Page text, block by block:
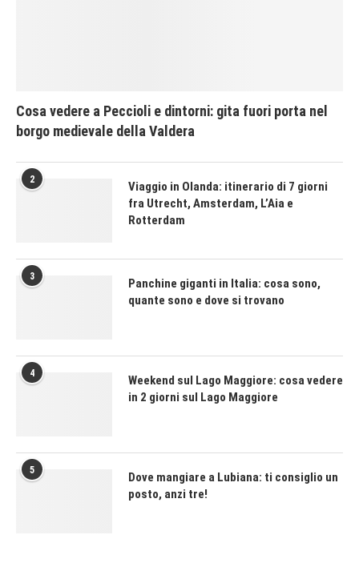
Cosa vedere a Peccioli e dintorni: gita fuori porta nel
borgo medievale della Valdera
2
Viaggio in Olanda: itinerario di 7 giorni
fra Utrecht, Amsterdam, L’Aia e
Rotterdam
3
Panchine giganti in Italia: cosa sono,
quante sono e dove si trovano
4
Weekend sul Lago Maggiore: cosa vedere
in 2 giorni sul Lago Maggiore
5
Dove mangiare a Lubiana: ti consiglio un
posto, anzi tre!